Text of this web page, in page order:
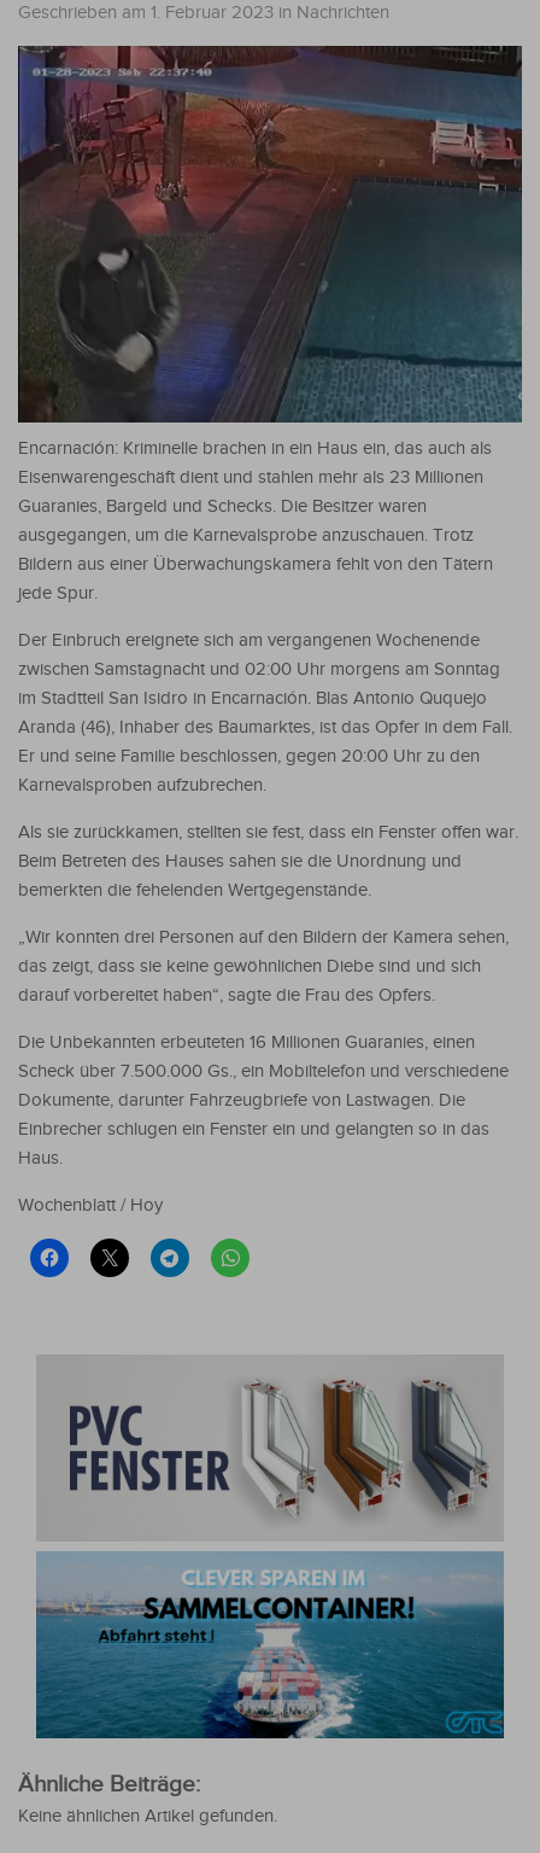
Geschrieben am 1. Februar 2023 in Nachrichten
Encarnación: Kriminelle brachen in ein Haus ein, das auch als
Eisenwarengeschäft dient und stahlen mehr als 23 Millionen
Guaranies, Bargeld und Schecks. Die Besitzer waren
ausgegangen, um die Karnevalsprobe anzuschauen. Trotz
Bildern aus einer Überwachungskamera fehlt von den Tätern
jede Spur.
Der Einbruch ereignete sich am vergangenen Wochenende
zwischen Samstagnacht und 02:00 Uhr morgens am Sonntag
im Stadtteil San Isidro in Encarnación. Blas Antonio Ququejo
Aranda (46), Inhaber des Baumarktes, ist das Opfer in dem Fall.
Er und seine Familie beschlossen, gegen 20:00 Uhr zu den
Karnevalsproben aufzubrechen.
Als sie zurückkamen, stellten sie fest, dass ein Fenster offen war.
Beim Betreten des Hauses sahen sie die Unordnung und
bemerkten die fehelenden Wertgegenstände.
„Wir konnten drei Personen auf den Bildern der Kamera sehen,
das zeigt, dass sie keine gewöhnlichen Diebe sind und sich
darauf vorbereitet haben“, sagte die Frau des Opfers.
Die Unbekannten erbeuteten 16 Millionen Guaranies, einen
Scheck über 7.500.000 Gs., ein Mobiltelefon und verschiedene
Dokumente, darunter Fahrzeugbriefe von Lastwagen. Die
Einbrecher schlugen ein Fenster ein und gelangten so in das
Haus.
Wochenblatt / Hoy
Ähnliche Beiträge:
Keine ähnlichen Artikel gefunden.